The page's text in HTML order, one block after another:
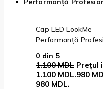
Cap LED LookMe
Performanță
0 din 5
1.100MDL Prețul
1.100 MDL.980
980 MDL.